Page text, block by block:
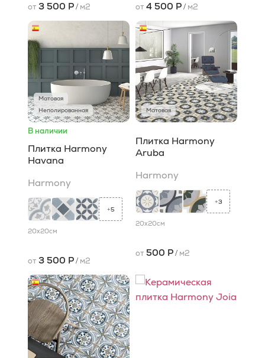
от 3 500 Р/ м2 от 4 500 Р/ м2
Матовая
Неполированная
В наличии
Плитка Harmony
Havana
Harmony
+5
20x20см
от 3 500 Р/ м2
Матовая
Плитка Harmony
Aruba
Harmony
+3
20x20см
от 500 Р/ м2